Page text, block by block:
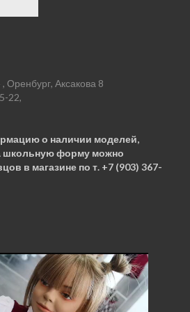
Оренбург, Аксакова 8
22,
о наличии моделей,
школьную форму можно
в магазине по т. +7 (903) 367-